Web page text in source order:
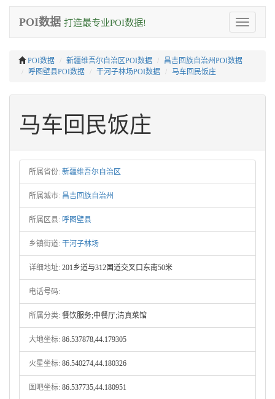
Toggle
navigation
POI数据 打造最专业POI数据!
POI数据 新疆维吾尔自治区POI数据
昌吉回族自治州POI数据
呼图壁县POI数据
干河子林场POI数据 马车回民饭庄
马车回民饭庄
所属省份: 新疆维吾尔自治区
所属城市: 昌吉回族自治州
所属区县: 呼图壁县
乡镇街道: 干河子林场
详细地址: 201乡道与312国道交叉口东南50米
电话号码:
所属分类: 餐饮服务;中餐厅;清真菜馆
大地坐标: 86.537878,44.179305
火星坐标: 86.540274,44.180326
图吧坐标: 86.537735,44.180951